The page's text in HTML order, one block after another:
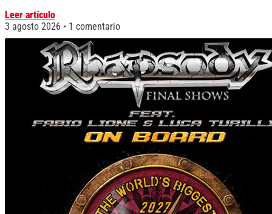
Leer artículo
3 agosto 2026
1 comentario